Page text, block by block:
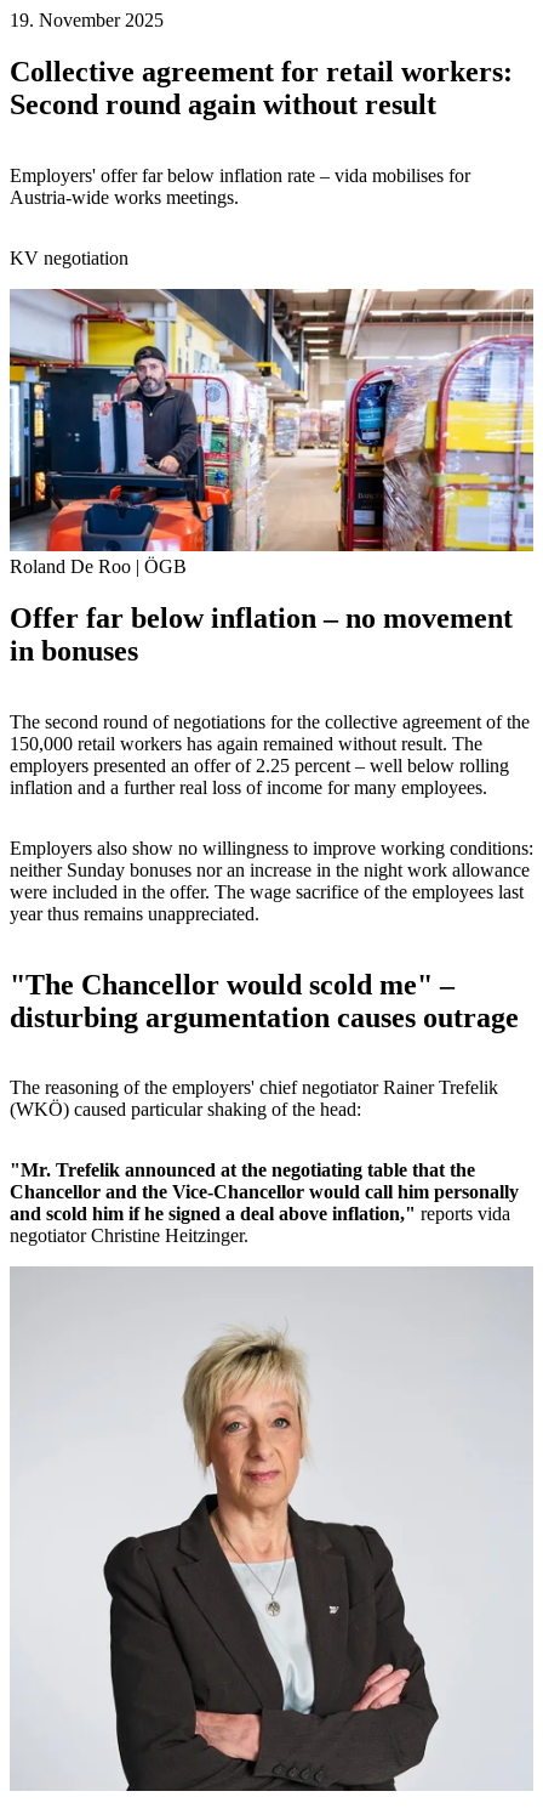
19. November 2025
Collective agreement for retail workers:
Second round again without result
Employers' offer far below inflation rate – vida mobilises for
Austria-wide works meetings.
KV negotiation
Roland De Roo | ÖGB
Offer far below inflation – no movement
in bonuses
The second round of negotiations for the collective agreement of the
150,000 retail workers has again remained without result. The
employers presented an offer of 2.25 percent – well below rolling
inflation and a further real loss of income for many employees.
Employers also show no willingness to improve working conditions:
neither Sunday bonuses nor an increase in the night work allowance
were included in the offer. The wage sacrifice of the employees last
year thus remains unappreciated.
"The Chancellor would scold me" –
disturbing argumentation causes outrage
The reasoning of the employers' chief negotiator Rainer Trefelik
(WKÖ) caused particular shaking of the head:
"Mr. Trefelik announced at the negotiating table that the
Chancellor and the Vice-Chancellor would call him personally
and scold him if he signed a deal above inflation," reports vida
negotiator Christine Heitzinger.